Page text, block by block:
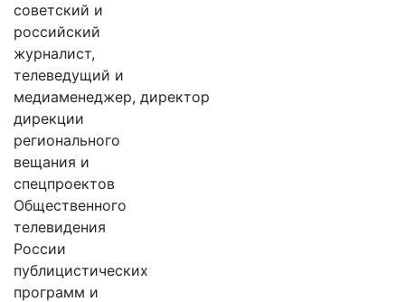
советский и
российский
журналист,
телеведущий и
медиаменеджер, директор
дирекции
регионального
вещания и
спецпроектов
Общественного
телевидения
России
публицистических
программ и